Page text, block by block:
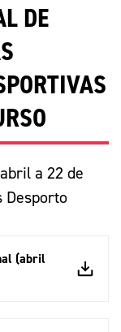
DE
a 22 de
Desporto
(abril